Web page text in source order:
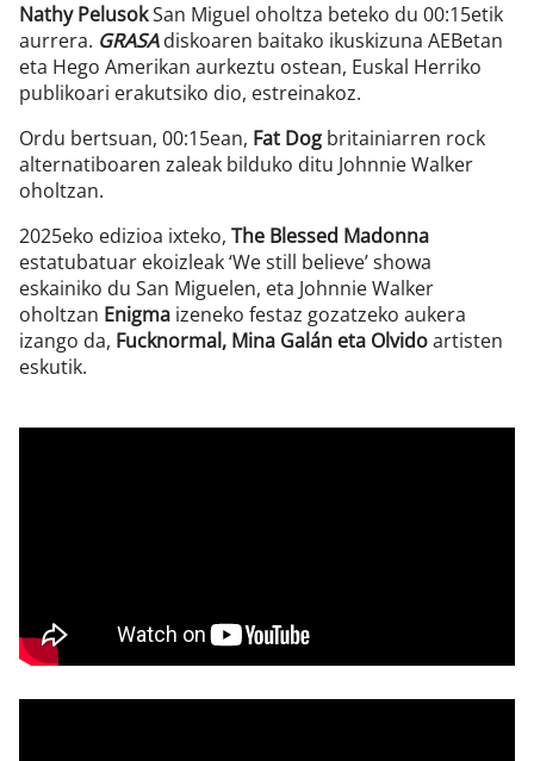
Nathy PelusokSan Miguel oholtza beteko du 00:15etik
aurrera. GRASAdiskoaren baitako ikuskizuna AEBetan
eta Hego Amerikan aurkeztu ostean, Euskal Herriko
publikoari erakutsiko dio, estreinakoz.
Ordu bertsuan, 00:15ean, Fat Dog britainiarren rock
alternatiboaren zaleak bilduko ditu Johnnie Walker
oholtzan.
2025eko edizioa ixteko, The Blessed Madonna
estatubatuar ekoizleak ‘We still believe’ showa
eskainiko du San Miguelen, eta Johnnie Walker
oholtzan Enigma izeneko festaz gozatzeko aukera
izango da, Fucknormal, Mina Galán eta Olvidoartisten
eskutik.